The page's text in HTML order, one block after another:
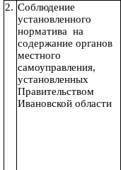
2. Соблюдение
установленного
норматива  на
содержание органов
местного
самоуправления,
установленных
Правительством
Ивановской области